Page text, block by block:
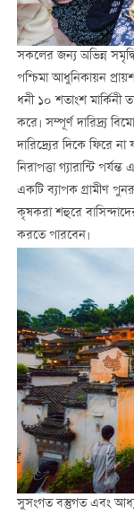
সকলের জন্য অভিন্ন
পশ্চিমা আধুনিকায়ন
ধনী ১০ শতাংশ মার্কিনী
করে। সম্পূর্ণ দারিদ্র্য
দারিদ্র্যের দিকে ফিরে
নিরাপত্তা গ্যারান্টি
একটি ব্যাপক গ্রামীণ
কৃষকরা শহুরে
করতে পারবেন।
সুসংগত বস্তুগত এবং